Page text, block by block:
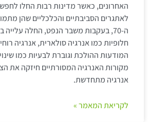
האחרונים, כאשר מדינות רבות החלו
לאתגרים הסביבתיים והכלכליים שהן
ה-70, בעקבות משבר הנפט, החלה
חלופיות כמו אנרגיה סולארית, אנרגיה
המודעות ההולכת וגוברת לבעיות כמו
מקורות האנרגיה המסורתיים חיזקה את
אנרגיה מתחדשת.
לקריאת המאמר »